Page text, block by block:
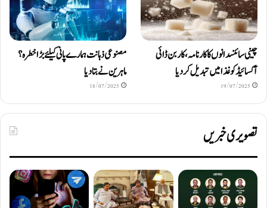
چینی سائنسدانوں کا کارنامہ، کاربن ڈائی
آکسائیڈ کو غذا میں تبدیل کردیا
19/07/2025
مصنوعی ذہانت ہمارے پانی کیلئے بڑا خطرہ؟
ماہرین نے بتا دیا
18/07/2025
تصویری خبریں